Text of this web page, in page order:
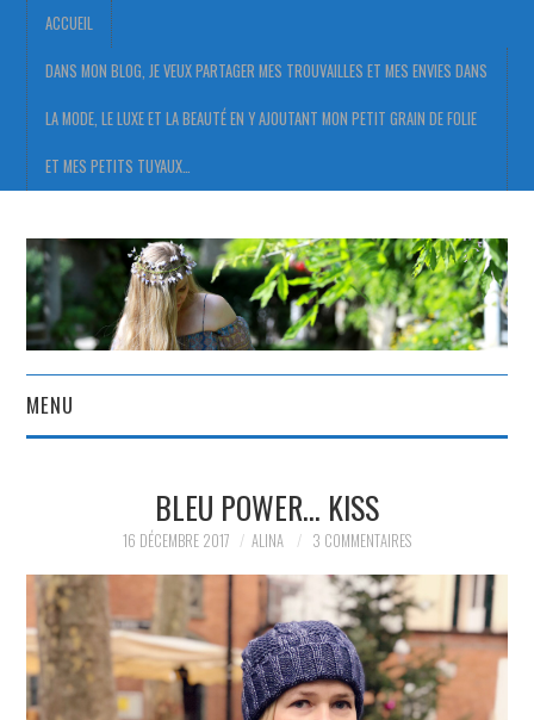
ACCUEIL
DANS MON BLOG, JE VEUX PARTAGER MES TROUVAILLES ET MES ENVIES DANS
LA MODE, LE LUXE ET LA BEAUTÉ EN Y AJOUTANT MON PETIT GRAIN DE FOLIE
ET MES PETITS TUYAUX…
MENU
DANS MON BLOG, JE VEUX
PARTAGER MES
TROUVAILLES ET MES
ENVIES DANS LA MODE, LE
BLEU POWER… KISS
16 DÉCEMBRE 2017 ALINA 3 COMMENTAIRES